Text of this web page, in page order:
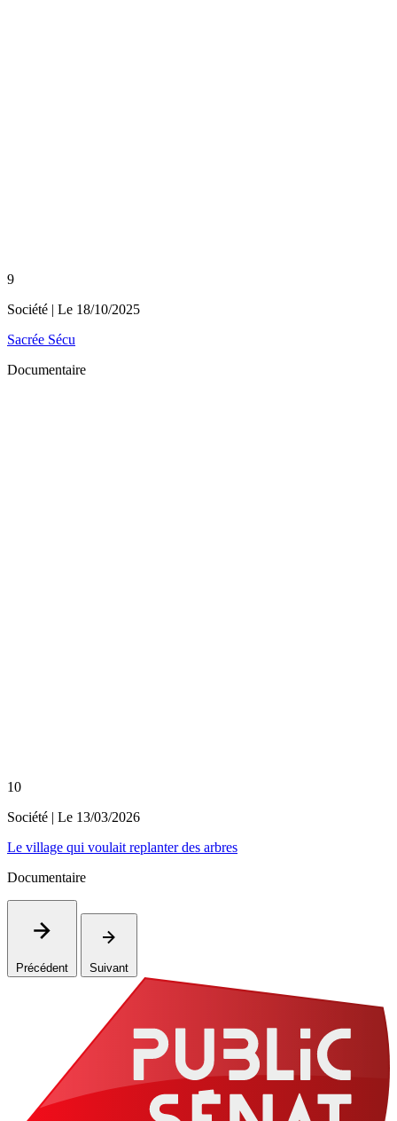
9
Société | Le 18/10/2025
Sacrée Sécu
Documentaire
10
Société | Le 13/03/2026
Le village qui voulait replanter des arbres
Documentaire
Précédent Suivant